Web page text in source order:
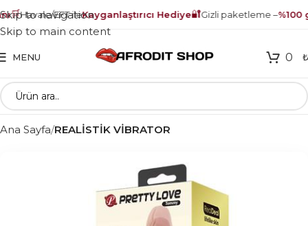
🛒Havale/EFT ileKayganlaştırıcı Hediye🔐Gizli paketleme –%100
Skip to navigation
Skip to main content
MENU 0 ₺
Ana Sayfa REALİSTİK VİBRATOR